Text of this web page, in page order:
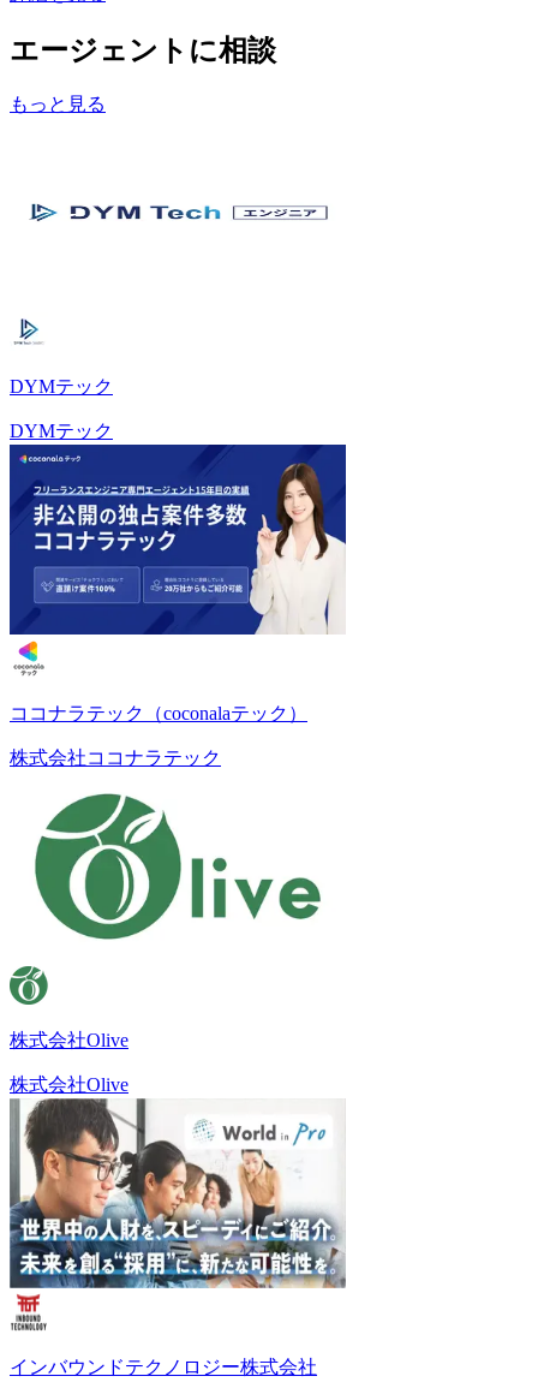
エージェントに相談
もっと見る
DYMテック
DYMテック
ココナラテック（coconalaテック）
株式会社ココナラテック
株式会社Olive
株式会社Olive
インバウンドテクノロジー株式会社